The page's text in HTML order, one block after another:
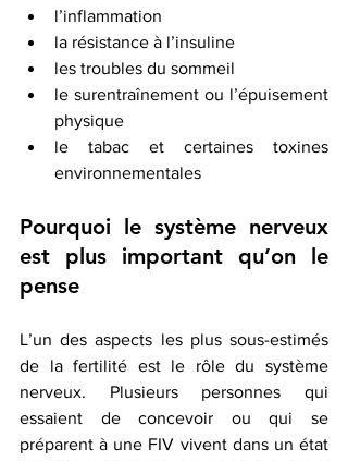
l’inflammation
la résistance à l’insuline
les troubles du sommeil
le surentraînement ou l’épuisement
physique
le tabac et certaines toxines
environnementales
Pourquoi le système nerveux
est plus important qu’on le
pense
L’un des aspects les plus sous-estimés
de la fertilité est le rôle du système
nerveux. Plusieurs personnes qui
essaient de concevoir ou qui se
préparent à une FIV vivent dans un état